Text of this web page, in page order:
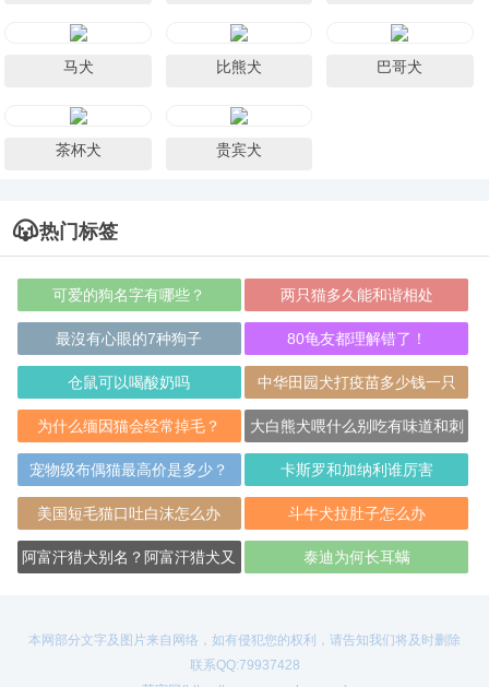
马犬 比熊犬 巴哥犬
茶杯犬 贵宾犬
热门标签
可爱的狗名字有哪些？ 两只猫多久能和谐相处
最沒有心眼的7种狗子 80龟友都理解错了！
仓鼠可以喝酸奶吗 中华田园犬打疫苗多少钱一只
为什么缅因猫会经常掉毛？
大白熊犬喂什么别吃有味道和刺
激性的东西
宠物级布偶猫最高价是多少？ 卡斯罗和加纳利谁厉害
美国短毛猫口吐白沫怎么办 斗牛犬拉肚子怎么办
阿富汗猎犬别名？阿富汗猎犬又
泰迪为何长耳螨
本网部分文字及图片来自网络，如有侵犯您的权利，请告知我们将及时删除
联系QQ:79937428